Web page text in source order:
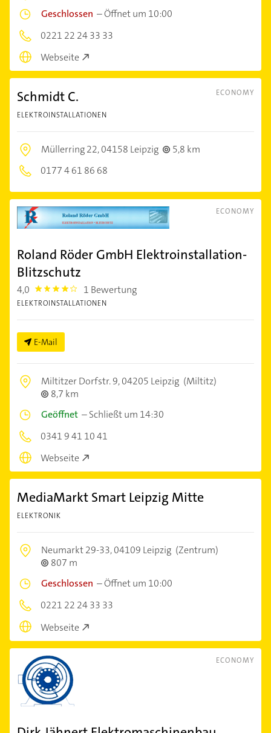
Geschlossen –Öffnet um 10:00
0221 22 24 33 33
Webseite
ECONOMY
Schmidt C.
ELEKTROINSTALLATIONEN
Müllerring 22,04158 Leipzig
5,8 km
0177 4 61 86 68
ECONOMY
Roland Röder GmbH Elektroinstallation-
Blitzschutz
4,0 4.0 1 Bewertung
ELEKTROINSTALLATIONEN
E-Mail
Miltitzer Dorfstr. 9,04205 Leipzig (Miltitz)
8,7 km
Geöffnet –Schließt um 14:30
0341 9 41 10 41
Webseite
MediaMarkt Smart Leipzig Mitte
ELEKTRONIK
Neumarkt 29-33,04109 Leipzig (Zentrum)
807 m
Geschlossen –Öffnet um 10:00
0221 22 24 33 33
Webseite
ECONOMY